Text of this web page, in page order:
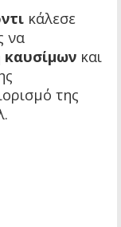
κάλεσε
να
καυσίμων και
της